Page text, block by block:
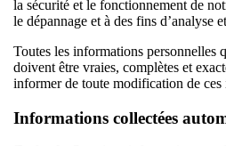
la sécurité et le fonctionnement de
le dépannage et à des fins d’analyse
Toutes les informations personnelles
doivent être vraies, complètes et
informer de toute modification de
Informations collectées